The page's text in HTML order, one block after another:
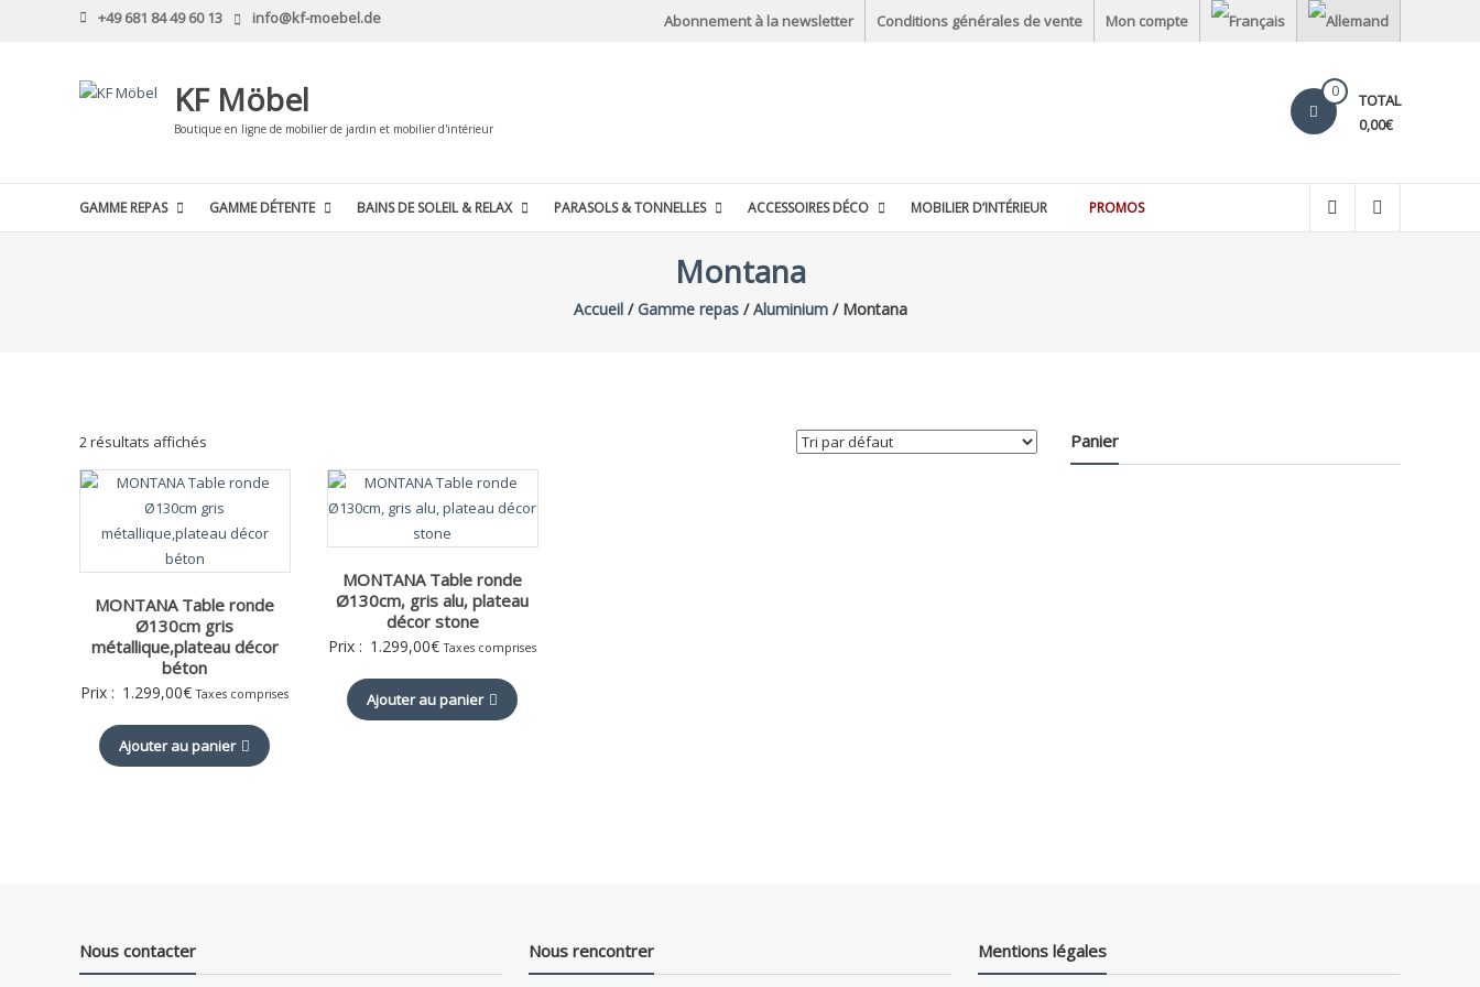
+49 681 84 49 60 13 info@kf-moebel.de Abonnement à la newsletter Conditions générales de vente Mon compte
KF Möbel
Boutique en ligne de mobilier de jardin et mobilier d'intérieur
0 TOTAL
0,00€
GAMME REPAS GAMME DÉTENTE BAINS DE SOLEIL & RELAX PARASOLS & TONNELLES ACCESSOIRES DÉCO MOBILIER D’INTÉRIEUR PROMOS
Montana
Accueil/Gamme repas/Aluminium/ Montana
2 résultats affichés
MONTANA Table ronde
Ø130cm gris
métallique,plateau décor
béton
Prix : 1.299,00€ Taxes comprises
Ajouter au panier
MONTANA Table ronde
Ø130cm, gris alu, plateau
décor stone
Prix : 1.299,00€ Taxes comprises
Ajouter au panier
Panier
Nous contacter Nous rencontrer Mentions légales